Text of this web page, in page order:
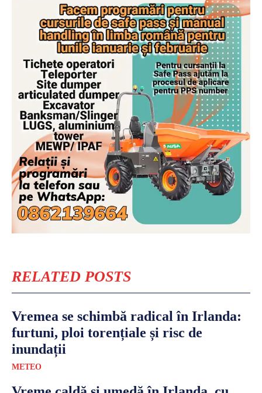
RELATED POSTS
Vremea se schimbă radical în Irlanda:
furtuni, ploi torențiale și risc de
inundații
METEO